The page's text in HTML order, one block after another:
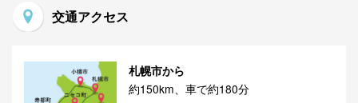
交通アクセス
札幌市から
約150km、車で約180分